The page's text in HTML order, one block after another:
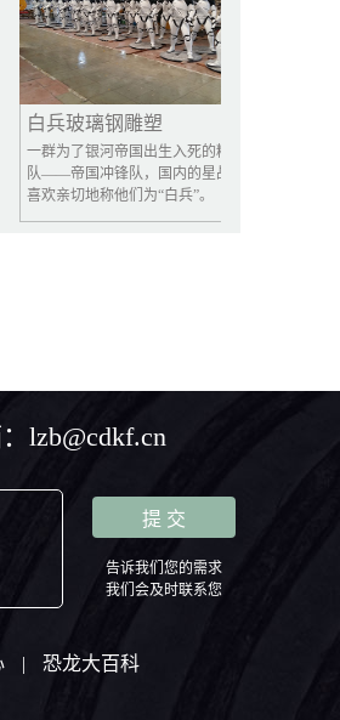
白兵玻璃钢雕塑
一群为了银河帝国出生入死的精锐部
队——帝国冲锋队，国内的星战迷们
喜欢亲切地称他们为“白兵”。
有礼貌，
lzb@cdkf.cn
告诉我们您的需求
我们会及时联系您
| 恐龙大百科